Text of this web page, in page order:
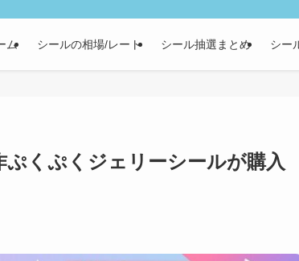
ム シールの相場/レート シール抽選まとめ シー
ぷくぷくジェリーシールが購入